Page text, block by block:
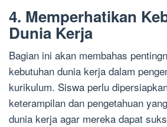
4. Memperhatikan
Dunia Kerja
Bagian ini akan membahas
kebutuhan dunia kerja dalam
kurikulum. Siswa perlu
keterampilan dan pengetahuan
dunia kerja agar mereka dapat